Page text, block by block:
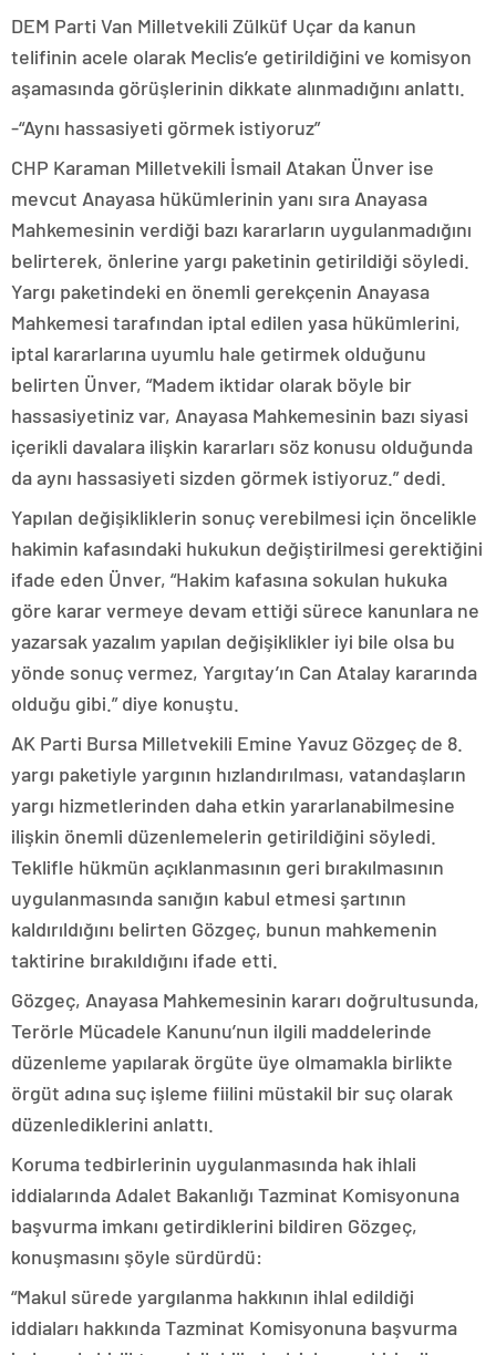
DEM Parti Van Milletvekili Zülküf Uçar da kanun
telifinin acele olarak Meclis’e getirildiğini ve komisyon
aşamasında görüşlerinin dikkate alınmadığını anlattı.
-“Aynı hassasiyeti görmek istiyoruz”
CHP Karaman Milletvekili İsmail Atakan Ünver ise
mevcut Anayasa hükümlerinin yanı sıra Anayasa
Mahkemesinin verdiği bazı kararların uygulanmadığını
belirterek, önlerine yargı paketinin getirildiği söyledi.
Yargı paketindeki en önemli gerekçenin Anayasa
Mahkemesi tarafından iptal edilen yasa hükümlerini,
iptal kararlarına uyumlu hale getirmek olduğunu
belirten Ünver, “Madem iktidar olarak böyle bir
hassasiyetiniz var, Anayasa Mahkemesinin bazı siyasi
içerikli davalara ilişkin kararları söz konusu olduğunda
da aynı hassasiyeti sizden görmek istiyoruz.” dedi.
Yapılan değişikliklerin sonuç verebilmesi için öncelikle
hakimin kafasındaki hukukun değiştirilmesi gerektiğini
ifade eden Ünver, “Hakim kafasına sokulan hukuka
göre karar vermeye devam ettiği sürece kanunlara ne
yazarsak yazalım yapılan değişiklikler iyi bile olsa bu
yönde sonuç vermez, Yargıtay’ın Can Atalay kararında
olduğu gibi.” diye konuştu.
AK Parti Bursa Milletvekili Emine Yavuz Gözgeç de 8.
yargı paketiyle yargının hızlandırılması, vatandaşların
yargı hizmetlerinden daha etkin yararlanabilmesine
ilişkin önemli düzenlemelerin getirildiğini söyledi.
Teklifle hükmün açıklanmasının geri bırakılmasının
uygulanmasında sanığın kabul etmesi şartının
kaldırıldığını belirten Gözgeç, bunun mahkemenin
taktirine bırakıldığını ifade etti.
Gözgeç, Anayasa Mahkemesinin kararı doğrultusunda,
Terörle Mücadele Kanunu’nun ilgili maddelerinde
düzenleme yapılarak örgüte üye olmamakla birlikte
örgüt adına suç işleme fiilini müstakil bir suç olarak
düzenlediklerini anlattı.
Koruma tedbirlerinin uygulanmasında hak ihlali
iddialarında Adalet Bakanlığı Tazminat Komisyonuna
başvurma imkanı getirdiklerini bildiren Gözgeç,
konuşmasını şöyle sürdürdü:
“Makul sürede yargılanma hakkının ihlal edildiği
iddiaları hakkında Tazminat Komisyonuna başvurma